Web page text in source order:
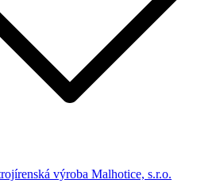
výroba Malhotice, s.r.o.